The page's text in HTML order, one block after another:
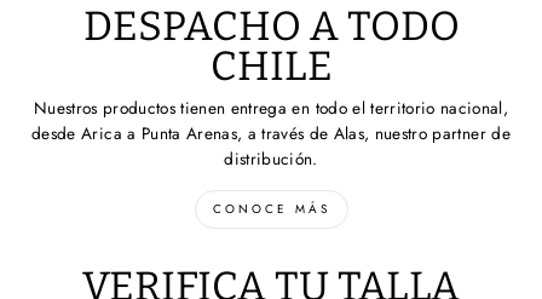
DESPACHO A TODO
CHILE
Nuestros productos tienen entrega en todo el territorio nacional,
desde Arica a Punta Arenas, a través de Alas, nuestro partner de
distribución.
CONOCE MÁS
VERIFICA TU TALLA